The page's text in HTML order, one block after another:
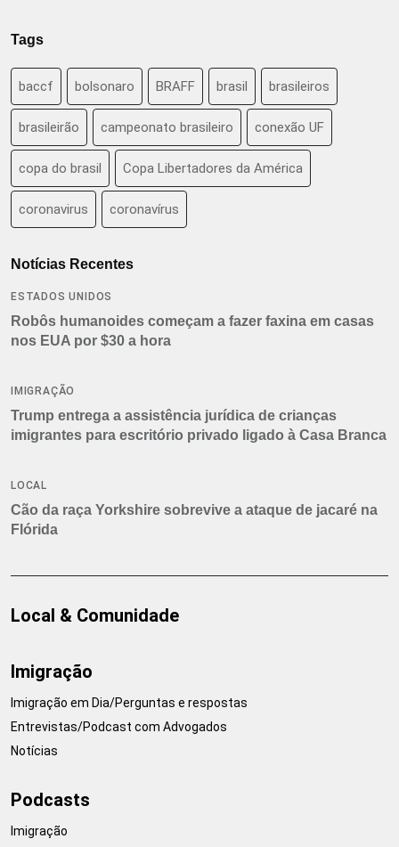
Tags
baccf bolsonaro BRAFF brasil brasileiros
brasileirão campeonato brasileiro conexão UF
copa do brasil Copa Libertadores da América
coronavirus coronavírus
Notícias Recentes
ESTADOS UNIDOS
Robôs humanoides começam a fazer faxina em casas
nos EUA por $30 a hora
IMIGRAÇÃO
Trump entrega a assistência jurídica de crianças
imigrantes para escritório privado ligado à Casa Branca
LOCAL
Cão da raça Yorkshire sobrevive a ataque de jacaré na
Flórida
Local & Comunidade
Imigração
Imigração em Dia/Perguntas e respostas
Entrevistas/Podcast com Advogados
Notícias
Podcasts
Imigração